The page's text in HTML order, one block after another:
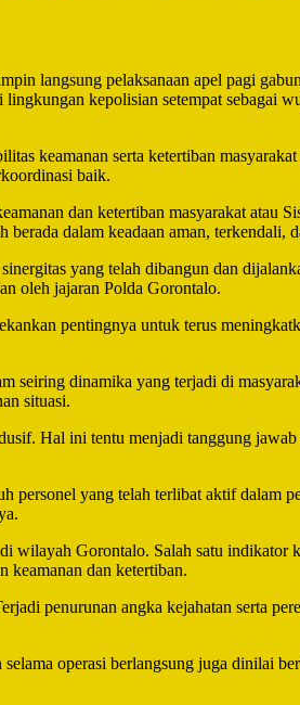
langsung pelaksanaan apel pagi
kepolisian setempat sebagai
keamanan serta ketertiban
baik.
dan ketertiban masyarakat atau
dalam keadaan aman, terkendali,
yang telah dibangun dan
oleh jajaran Polda Gorontalo.
pentingnya untuk terus
seiring dinamika yang terjadi di
situasi.
Hal ini tentu menjadi tanggung
personel yang telah terlibat aktif dalam
wilayah Gorontalo. Salah satu indikator
keamanan dan ketertiban.
penurunan angka kejahatan serta
operasi berlangsung juga dinilai